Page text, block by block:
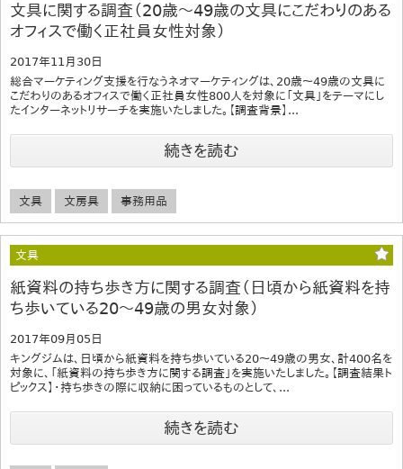
文具に関する調査（20歳～49歳の文具にこだわりのある
オフィスで働く正社員女性対象）
2017年11月30日
総合マーケティング支援を行なうネオマーケティングは、20歳～49歳の文具に
こだわりのあるオフィスで働く正社員女性800人を対象に「文具」をテーマにし
たインターネットリサーチを実施いたしました。【調査背景】...
続きを読む
文具 文房具 事務用品
文具
紙資料の持ち歩き方に関する調査（日頃から紙資料を持
ち歩いている20～49歳の男女対象）
2017年09月05日
キングジムは、日頃から紙資料を持ち歩いている20～49歳の男女、計400名を
対象に、「紙資料の持ち歩き方に関する調査」を実施いたしました。【調査結果ト
ピックス】・持ち歩きの際に収納に困っているものとして、...
続きを読む